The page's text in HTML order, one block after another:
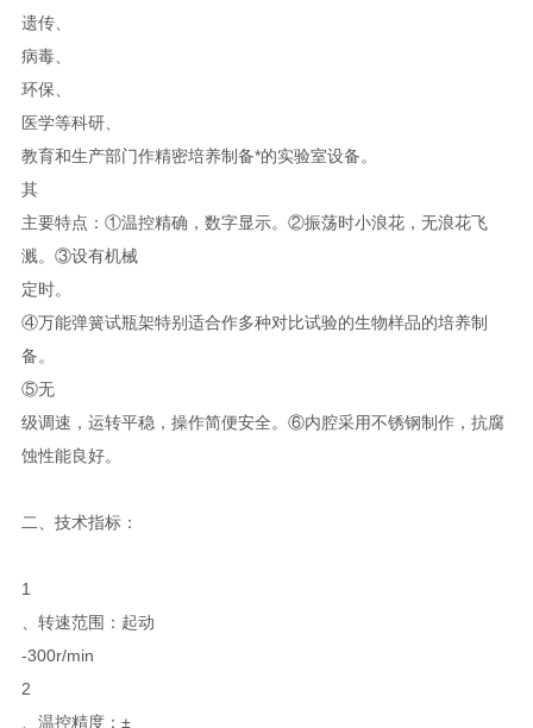
遗传、
病毒、
环保、
医学等科研、
教育和生产部门作精密培养制备*的实验室设备。
其
主要特点：①温控精确，数字显示。②振荡时小浪花，无浪花飞
溅。③设有机械
定时。
④万能弹簧试瓶架特别适合作多种对比试验的生物样品的培养制
备。
⑤无
级调速，运转平稳，操作简便安全。⑥内腔采用不锈钢制作，抗腐
蚀性能良好。
二、技术指标：
1
、转速范围：起动
-300r/min
2
、温控精度：±